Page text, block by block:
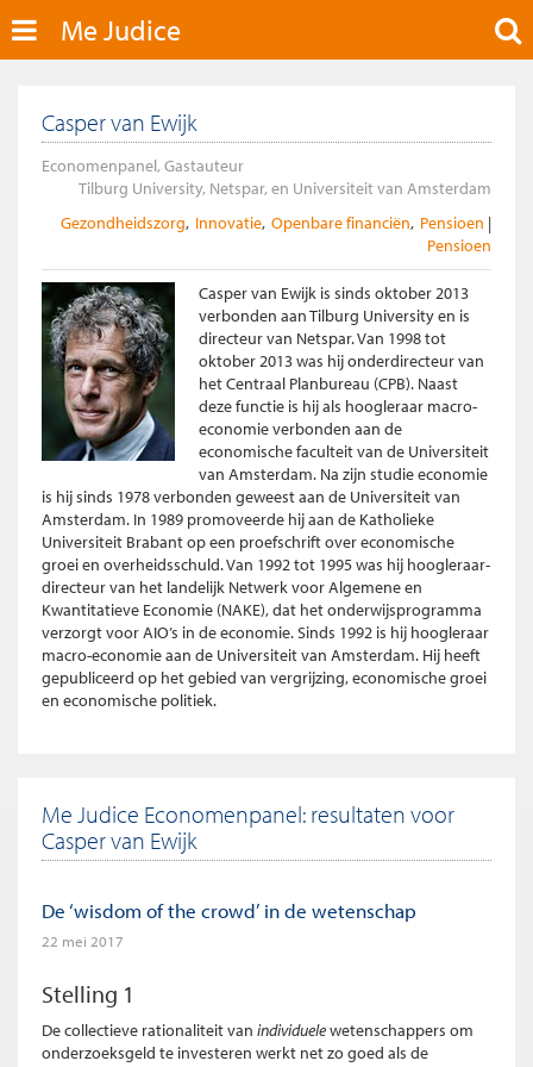
Me Judice
Casper van Ewijk
Economenpanel, Gastauteur
Tilburg University, Netspar, en Universiteit van Amsterdam
Gezondheidszorg Innovatie Openbare financiën Pensioen
Pensioen
Casper van Ewijk is sinds oktober 2013
verbonden aan Tilburg University en is
directeur van Netspar. Van 1998 tot
oktober 2013 was hij onderdirecteur van
het Centraal Planbureau (CPB). Naast
deze functie is hij als hoogleraar macro-
economie verbonden aan de
economische faculteit van de Universiteit
van Amsterdam. Na zijn studie economie
is hij sinds 1978 verbonden geweest aan de Universiteit van
Amsterdam. In 1989 promoveerde hij aan de Katholieke
Universiteit Brabant op een proefschrift over economische
groei en overheidsschuld. Van 1992 tot 1995 was hij hoogleraar-
directeur van het landelijk Netwerk voor Algemene en
Kwantitatieve Economie (NAKE), dat het onderwijsprogramma
verzorgt voor AIO’s in de economie. Sinds 1992 is hij hoogleraar
macro-economie aan de Universiteit van Amsterdam. Hij heeft
gepubliceerd op het gebied van vergrijzing, economische groei
en economische politiek.
Me Judice Economenpanel: resultaten voor
Casper van Ewijk
De ‘wisdom of the crowd’ in de wetenschap
22 mei 2017
Stelling 1
De collectieve rationaliteit van individuelewetenschappers om
onderzoeksgeld te investeren werkt net zo goed als de